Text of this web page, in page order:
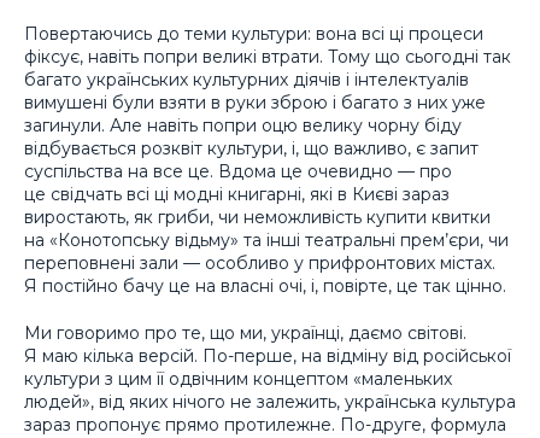
Повертаючись до теми культури: вона всі ці процеси
фіксує, навіть попри великі втрати. Тому що сьогодні так
багато українських культурних діячів і інтелектуалів
вимушені були взяти в руки зброю і багато з них уже
загинули. Але навіть попри оцю велику чорну біду
відбувається розквіт культури, і, що важливо, є запит
суспільства на все це. Вдома це очевидно — про
це свідчать всі ці модні книгарні, які в Києві зараз
виростають, як гриби, чи неможливість купити квитки
на «Конотопську відьму» та інші театральні прем’єри, чи
переповнені зали — особливо у прифронтових містах.
Я постійно бачу це на власні очі, і, повірте, це так цінно.
Ми говоримо про те, що ми, українці, даємо світові.
Я маю кілька версій. По-перше, на відміну від російської
культури з цим її одвічним концептом «маленьких
людей», від яких нічого не залежить, українська культура
зараз пропонує прямо протилежне. По-друге, формула